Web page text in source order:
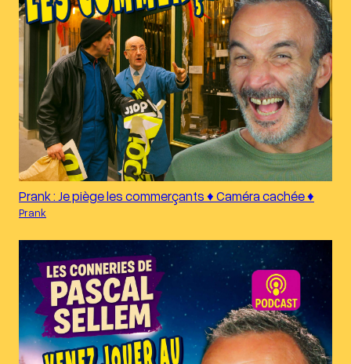
Prank : Je piège les commerçants ♦︎ Caméra cachée ♦︎
Prank